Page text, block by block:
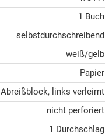
1 Buch
selbstdurchschreibend
weiß/gelb
Papier
Abreißblock, links verleimt
nicht perforiert
1 Durchschlag